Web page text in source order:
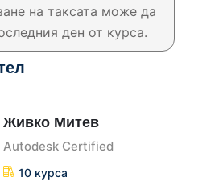
на таксата може да
ден от курса.
Живко Митев
Autodesk Certified
10 курса